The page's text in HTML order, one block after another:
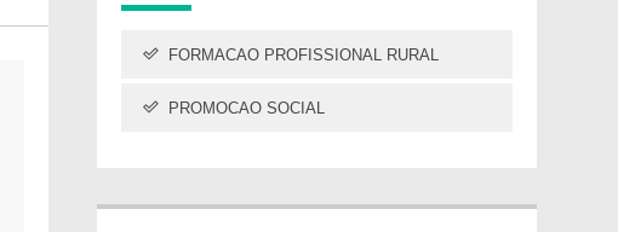
FORMACAO PROFISSIONAL RURAL
PROMOCAO SOCIAL